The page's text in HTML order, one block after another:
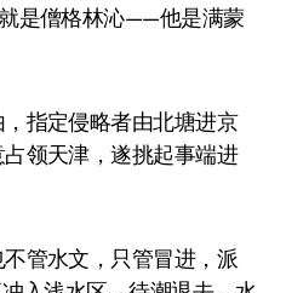
是僧格林沁——他是满蒙
指定侵略者由北塘进京
领天津，遂挑起事端进
管水文，只管冒进，派